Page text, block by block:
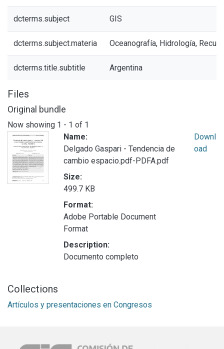
dcterms.subject GIS
dcterms.subject.materia Oceanografía, Hidrología,
dcterms.title.subtitle Argentina
Files
Original bundle
Now showing 1 - 1 of 1
Name:
Delgado Gaspari - Tendencia de
cambio espacio.pdf-PDFA.pdf
Size:
499.7 KB
Format:
Adobe Portable Document
Format
Description:
Documento completo
Downl
oad
Collections
Artículos y presentaciones en Congresos